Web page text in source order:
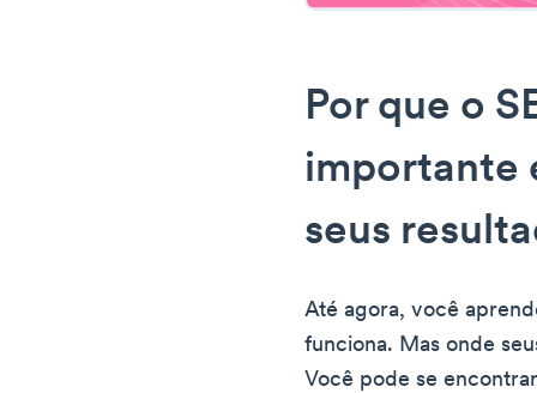
Por que o
importante
seus
Até agora, você
funciona. Mas onde
Você pode se